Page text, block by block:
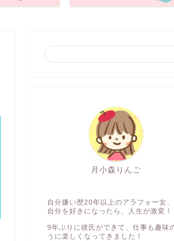
月小森りんご
自分嫌い歴20年以上のアラフォー女、
自分を好きになったら、人生が激変！
9年ぶりに彼氏ができて、仕事も趣味
うに楽しくなってきました！